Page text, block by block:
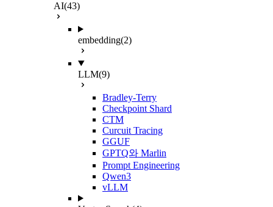
AI(43)
embedding(2)
LLM(9)
Bradley-Terry
Checkpoint Shard
CTM
Curcuit Tracing
GGUF
GPTQ와 Marlin
Prompt Engineering
Qwen3
vLLM